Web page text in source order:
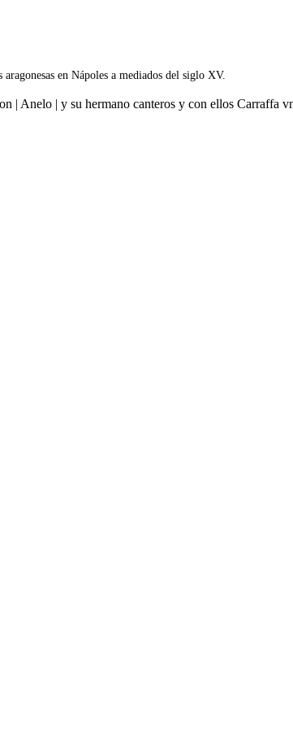
en Nápoles a mediados del siglo XV.
| Anelo | y su hermano canteros y con ellos